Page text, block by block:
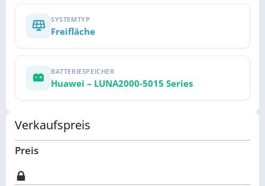
SYSTEMTYP
Freifläche
BATTERIESPEICHER
Huawei – LUNA2000-5015 Series
Verkaufspreis
Preis